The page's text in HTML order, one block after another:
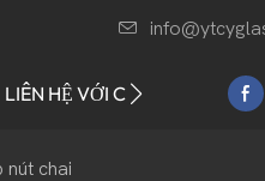
LIÊN HỆ VỚI CHÚNG TÔI
nút chai